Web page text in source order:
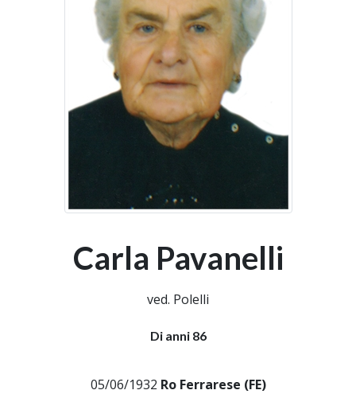
Carla Pavanelli
ved. Polelli
Di anni 86
05/06/1932 Ro Ferrarese (FE)